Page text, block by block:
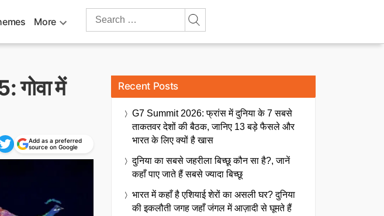
More
Search
गोवा में
Add as a preferred
source on Google
Recent Posts
G7 Summit 2026: फ्रांस में दुनिया के 7 सबसे
ताकतवर देशों की बैठक, जानिए 13 बड़े फैसले और
भारत के लिए क्यों है खास
दुनिया का सबसे जहरीला बिच्छू कौन सा है?, जानें
कहाँ पाए जाते हैं सबसे ज्यादा बिच्छू
भारत में कहाँ है एशियाई शेरों का असली घर? दुनिया
की इकलौती जगह जहाँ जंगल में आज़ादी से घूमते हैं